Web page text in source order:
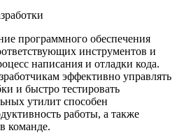
программного обеспечения
инструментов и
написания и отладки кода.
эффективно управлять
и быстро тестировать
утилит способен
работы, а также
команде.